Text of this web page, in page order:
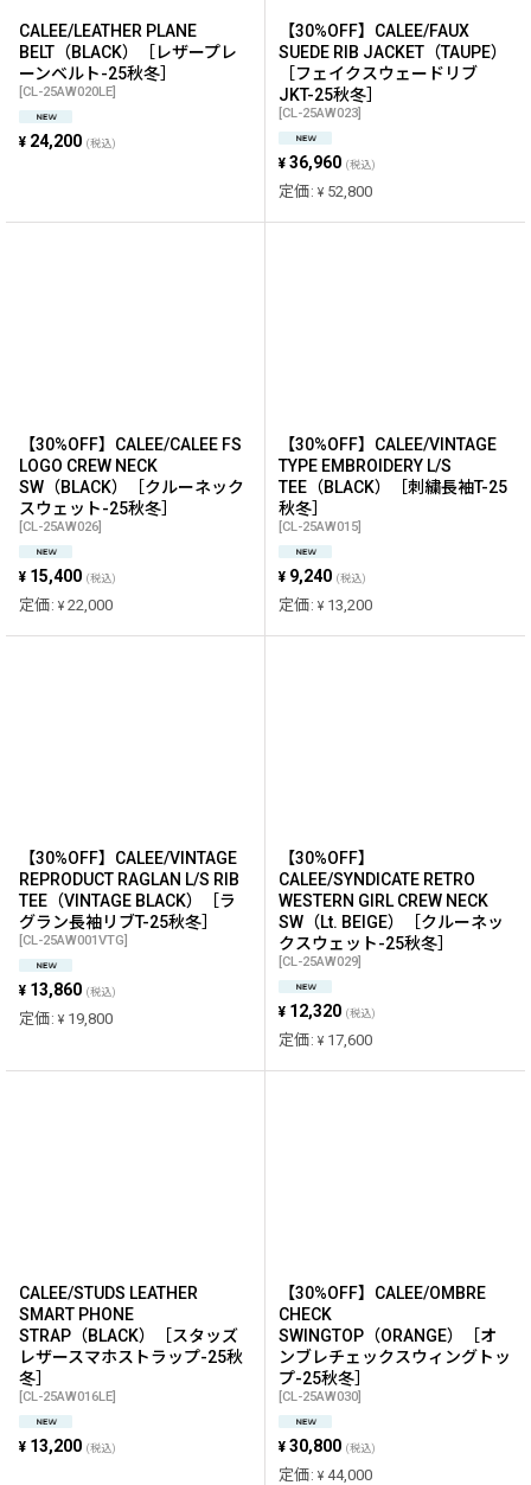
CALEE/LEATHER PLANE
BELT（BLACK）［レザープレ
ーンベルト-25秋冬］
[CL-25AW020LE]
¥ 24,200 (税込)
【30%OFF】CALEE/FAUX
SUEDE RIB JACKET（TAUPE）
［フェイクスウェードリブ
JKT-25秋冬］
[CL-25AW023]
¥ 36,960 (税込)
定価: ¥ 52,800
【30%OFF】CALEE/CALEE FS
LOGO CREW NECK
SW（BLACK）［クルーネック
スウェット-25秋冬］
[CL-25AW026]
¥ 15,400 (税込)
定価: ¥ 22,000
【30%OFF】CALEE/VINTAGE
TYPE EMBROIDERY L/S
TEE（BLACK）［刺繍長袖T-25
秋冬］
[CL-25AW015]
¥ 9,240 (税込)
定価: ¥ 13,200
【30%OFF】CALEE/VINTAGE
REPRODUCT RAGLAN L/S RIB
TEE（VINTAGE BLACK）［ラ
グラン長袖リブT-25秋冬］
[CL-25AW001VTG]
¥ 13,860 (税込)
定価: ¥ 19,800
【30%OFF】
CALEE/SYNDICATE RETRO
WESTERN GIRL CREW NECK
SW（Lt. BEIGE）［クルーネッ
クスウェット-25秋冬］
[CL-25AW029]
¥ 12,320 (税込)
定価: ¥ 17,600
CALEE/STUDS LEATHER
SMART PHONE
STRAP（BLACK）［スタッズ
レザースマホストラップ-25秋
冬］
[CL-25AW016LE]
¥ 13,200 (税込)
【30%OFF】CALEE/OMBRE
CHECK
SWINGTOP（ORANGE）［オ
ンブレチェックスウィングトッ
プ-25秋冬］
[CL-25AW030]
¥ 30,800 (税込)
定価: ¥ 44,000